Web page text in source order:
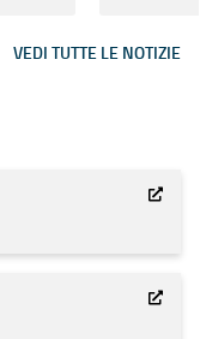
VEDI TUTTE LE NOTIZIE